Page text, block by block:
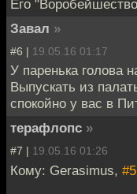
Его
Завал »
#6 | 19.05.16 01:17
У паренька голова
Выпускать из
спокойно у вас в
терафлопс »
#7 | 19.05.16 01:26
Кому: Gerasimus, #5